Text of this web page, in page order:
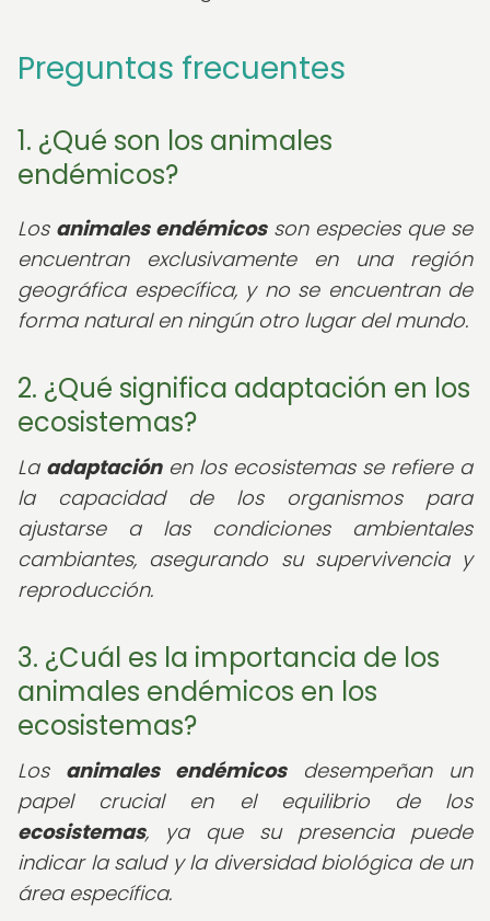
Preguntas frecuentes
1. ¿Qué son los animales
endémicos?
Los animales endémicosson especies que se
encuentran exclusivamente en una región
geográfica específica, y no se encuentran de
forma natural en ningún otro lugar del mundo.
2. ¿Qué significa adaptación en los
ecosistemas?
La adaptaciónen los ecosistemas se refiere a
la capacidad de los organismos para
ajustarse a las condiciones ambientales
cambiantes, asegurando su supervivencia y
reproducción.
3. ¿Cuál es la importancia de los
animales endémicos en los
ecosistemas?
Los animales endémicosdesempeñan un
papel crucial en el equilibrio de los
ecosistemas, ya que su presencia puede
indicar la salud y la diversidad biológica de un
área específica.